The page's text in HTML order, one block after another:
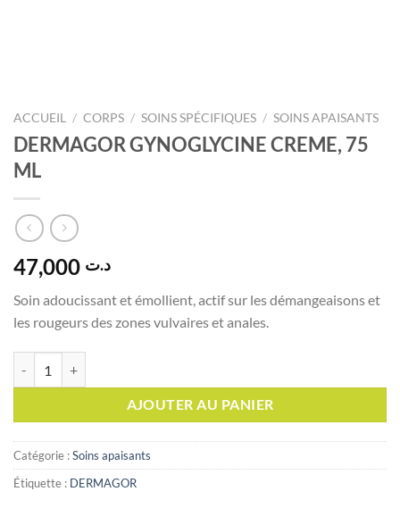
ACCUEIL / CORPS / SOINS SPÉCIFIQUES / SOINS APAISANTS
DERMAGOR GYNOGLYCINE CREME, 75
ML
د.ت
Soin adoucissant et émollient, actif sur les démangeaisons et
les rougeurs des zones vulvaires et anales.
AJOUTER AU PANIER
Catégorie :Soins apaisants
Étiquette : DERMAGOR